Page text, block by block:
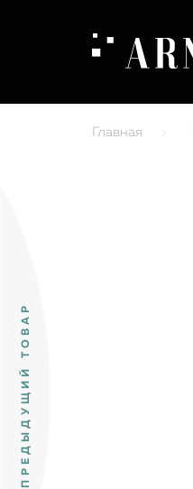
ПРЕДЫДУЩИЙ ТОВАР
Главная